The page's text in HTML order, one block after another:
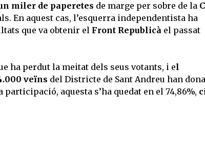
miler de paperetes de marge per sobre de la
En aquest cas, l’esquerra independentista ha
que va obtenir el Front Republicà el passat
ha perdut la meitat dels seus votants, i el
veïns del Districte de Sant Andreu han
participació, aquesta s’ha quedat en el 74,86%,